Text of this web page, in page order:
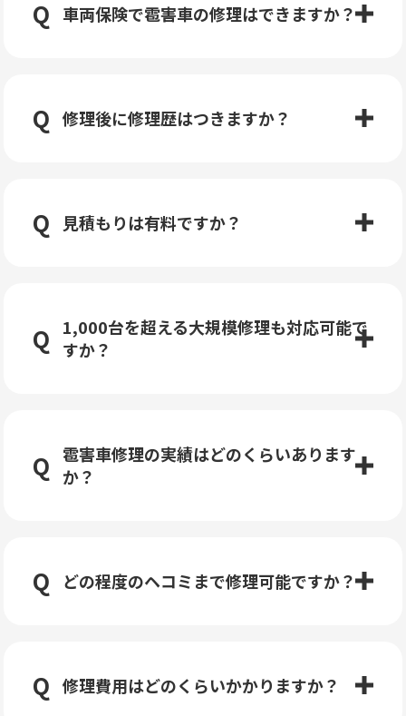
車両保険で雹害車の修理はできますか？
修理後に修理歴はつきますか？
見積もりは有料ですか？
1,000台を超える大規模修理も対応可能で
すか？
雹害車修理の実績はどのくらいあります
か？
どの程度のヘコミまで修理可能ですか？
修理費用はどのくらいかかりますか？